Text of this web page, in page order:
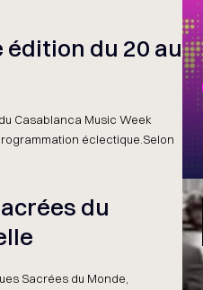
édition du 20 au
Casablanca Music Week
éclectique.Selon
du
Sacrées du Monde,